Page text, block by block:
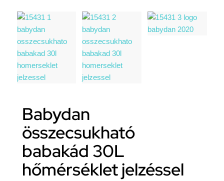
Babydan
összecsukható
babakád 30L
hőmérséklet jelzéssel